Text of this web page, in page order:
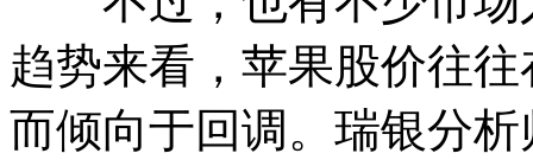
趋势来看，苹果股价往
而倾向于回调。瑞银分